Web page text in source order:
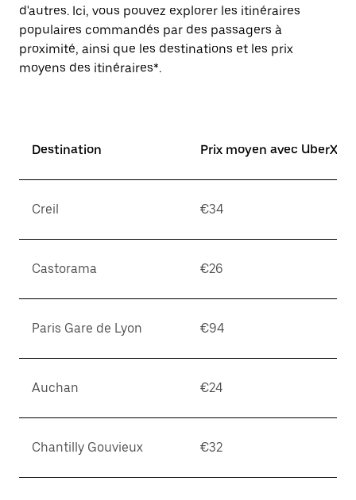
d'autres. Ici, vous pouvez explorer les itinéraires
populaires commandés par des passagers à
proximité, ainsi que les destinations et les prix
moyens des itinéraires*.
Destination Prix moyen avec UberX*
Creil €34
Castorama €26
Paris Gare de Lyon €94
Auchan €24
Chantilly Gouvieux €32